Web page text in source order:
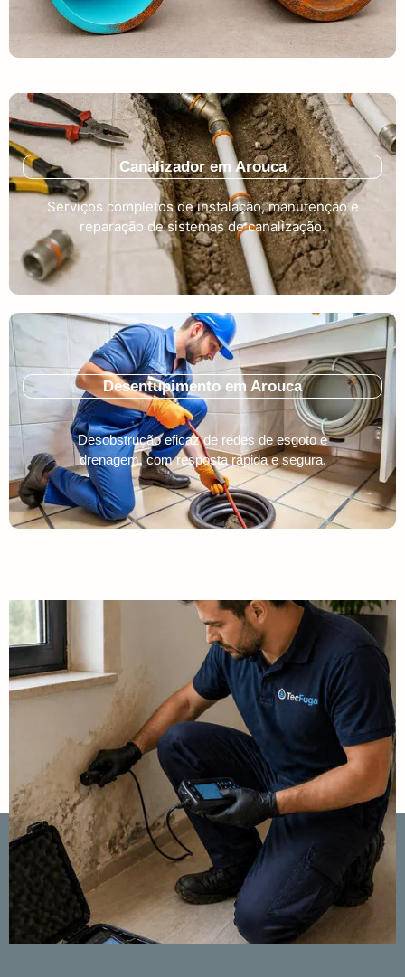
Canalizador em Arouca
Serviços completos de instalação, manutenção e
reparação de sistemas de canalização.
Desentupimento em Arouca
Desobstrução eficaz de redes de esgoto e
drenagem, com resposta rápida e segura.